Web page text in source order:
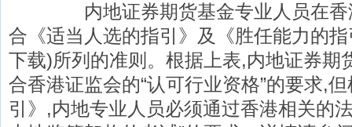
内地证券期货基金专业人员在香港
合《适当人选的指引》及《胜任能力的
下载)所列的准则。根据上表,内地证券期
合香港证监会的“认可行业资格”的要求,
引》,内地专业人员必须通过香港相关的